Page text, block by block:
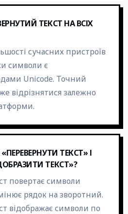
ТЕКСТ НА ВСІХ
сучасних пристроїв
символи є
Unicode. Точний
відрізнятися залежно
ТЕКСТ» І
ТЕКСТ»?
повертає символи
рядок на зворотний.
відображає символи по